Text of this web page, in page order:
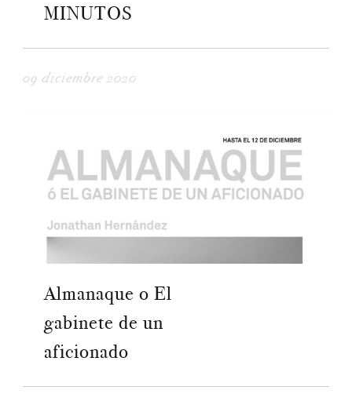
MINUTOS
09 diciembre 2020
Almanaque o El
gabinete de un
aficionado